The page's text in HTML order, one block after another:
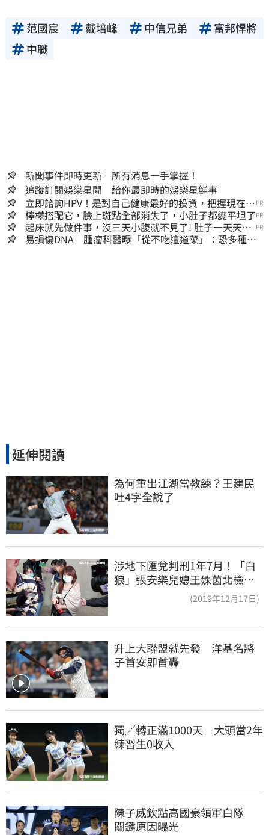
范國宸 戴培峰 中信兄弟
富邦悍將
中職
新聞事件即時更新 所有消息一手掌握！
追蹤訂閱娛樂星聞 給你最即時的娛樂星鮮事
立即諮詢HPV！是對自己健康最好的投資，把握現在不
嫌晚！
PR
檸檬搭配它，臉上斑點全部消失了，小肚子都變平坦了 PR
起床就先做件事，沒三天小腹就不見了! 肚子一天天變
小！
PR
易損傷DNA 腫瘤科醫曝「從不吃這道菜」：恐多種癌
延伸閱讀
為何重出江湖當教練？王建民
吐4字全說了
涉地下匯兌判刑1年7月！「白
狼」張安樂兒媳王姝茵北檢報
(2019年12月17日)
升上大聯盟就先發　洋基名將
子首安即首轟
獨／轉正滿1000天　大頭當2年
練習生0收入
陳子威欽點高國豪領軍白隊
關鍵原因曝光